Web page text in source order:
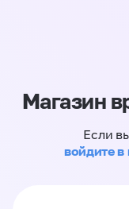
Магазин
Если
войдите